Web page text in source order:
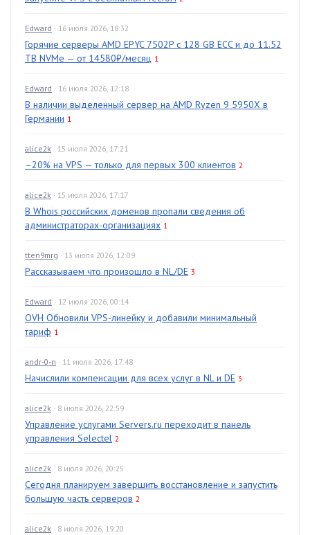
Edward · 16 июля 2026, 18:32
Горячие серверы AMD EPYC 7502P с 128 GB ECC и до 11.52
TB NVMe — от 14580₽/месяц 1
Edward · 16 июля 2026, 12:18
В наличии выделенный сервер на AMD Ryzen 9 5950X в
Германии 1
alice2k · 15 июля 2026, 17:21
–20% на VPS — только для первых 300 клиентов 2
alice2k · 15 июля 2026, 17:17
В Whois российских доменов пропали сведения об
администраторах-организациях 1
tten9mrg · 13 июля 2026, 12:09
Рассказываем что произошло в NL/DE 3
Edward · 12 июля 2026, 00:14
OVH Обновили VPS-линейку и добавили минимальный
тариф 1
andr-0-n · 11 июля 2026, 17:48
Начислили компенсации для всех услуг в NL и DE 3
alice2k · 8 июля 2026, 22:59
Управление услугами Servers.ru переходит в панель
управления Selectel 2
alice2k · 8 июля 2026, 20:25
Сегодня планируем завершить восстановление и запустить
большую часть серверов 2
alice2k · 8 июля 2026, 19:20